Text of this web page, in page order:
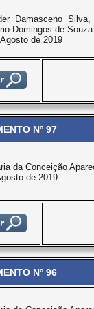
Damasceno
Domingos de Souza
de 2019
Nº 97
da Conceição
de 2019
Nº 96